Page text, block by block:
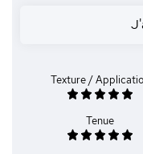
Texture /
Tenue